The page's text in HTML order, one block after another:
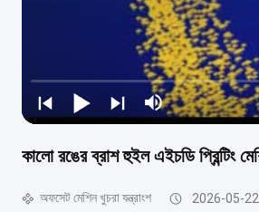
কালো রঙের ব্রাশ হুইল এইচডি প্রিন্টিং
অফসেট মেশিন খুচরা যন্ত্রাংশ 2026-05-22